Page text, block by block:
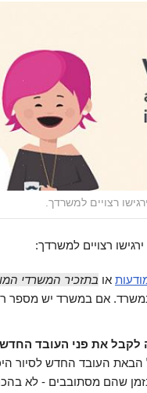
רצויים למשרדך.
רצויים למשרדך:
או בתזכיר המשרדי
אם במשרד יש מספר
את פני העובד
הבאת העובד החדש לסיור
שהם מסתובבים - לא בהכרח